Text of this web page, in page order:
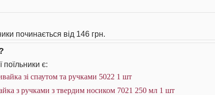
починається від 146 грн.
поїльники є:
зі спаутом та ручками 5022 1 шт
з ручками з твердим носиком 7021 250 мл 1 шт